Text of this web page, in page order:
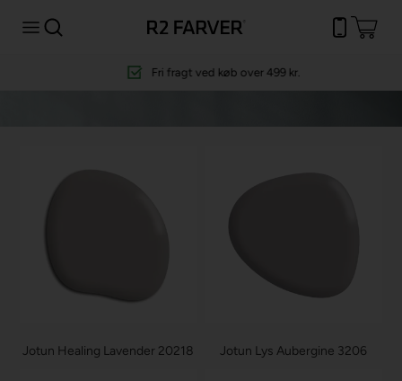
Fri fragt ved køb over 499 kr.
Jotun Healing Lavender 20218 Jotun Lys Aubergine 3206